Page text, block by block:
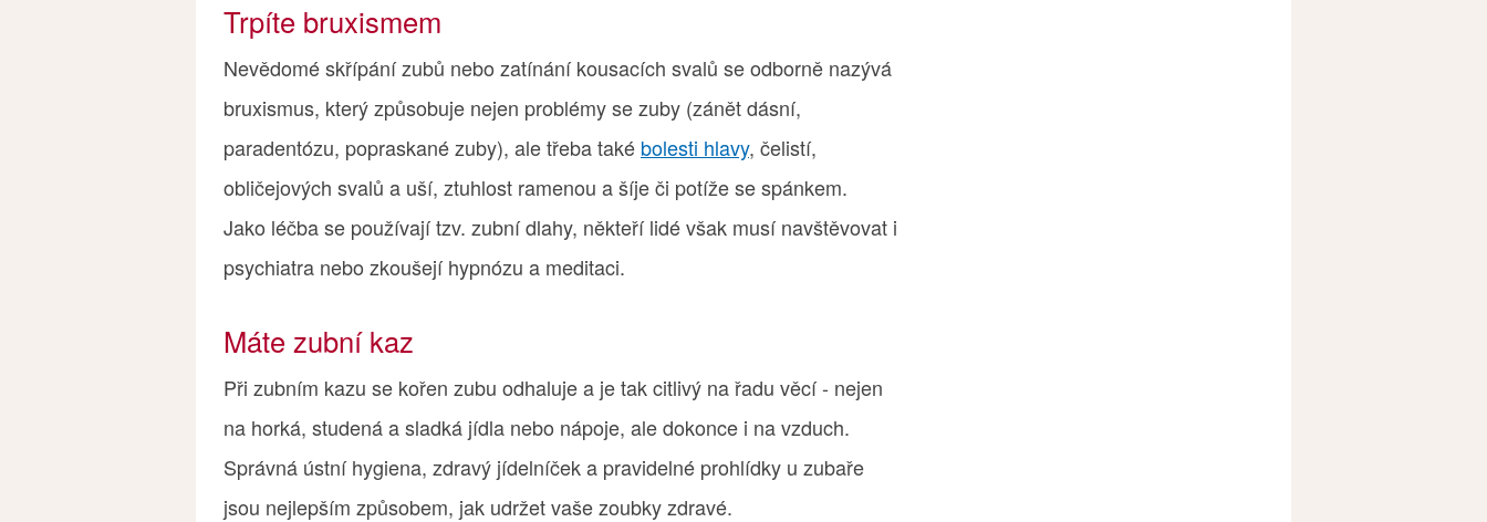
Trpíte bruxismem
Nevědomé skřípání zubů nebo zatínání kousacích svalů se odborně nazývá
bruxismus, který způsobuje nejen problémy se zuby (zánět dásní,
paradentózu, popraskané zuby), ale třeba také bolesti hlavy, čelistí,
obličejových svalů a uší, ztuhlost ramenou a šíje či potíže se spánkem.
Jako léčba se používají tzv. zubní dlahy, někteří lidé však musí navštěvovat i
psychiatra nebo zkoušejí hypnózu a meditaci.
Máte zubní kaz
Při zubním kazu se kořen zubu odhaluje a je tak citlivý na řadu věcí - nejen
na horká, studená a sladká jídla nebo nápoje, ale dokonce i na vzduch.
Správná ústní hygiena, zdravý jídelníček a pravidelné prohlídky u zubaře
jsou nejlepším způsobem, jak udržet vaše zoubky zdravé.